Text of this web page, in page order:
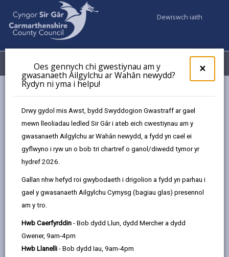
×
Oes gennych chi gwestiynau am y
gwasanaeth Ailgylchu ar Wahân newydd?
Rydyn ni yma i helpu!
Drwy gydol mis Awst, bydd Swyddogion Gwastraff ar gael
mewn lleoliadau ledled Sir Gâr i ateb eich cwestiynau am y
gwasanaeth Ailgylchu ar Wahân newydd, a fydd yn cael ei
gyflwyno i ryw un o bob tri chartref o ganol/diwedd tymor yr
hydref 2026.
Gallan nhw hefyd roi gwybodaeth i drigolion a fydd yn parhau i
gael y gwasanaeth Ailgylchu Cymysg (bagiau glas) presennol
am y tro.
Hwb Caerfyrddin - Bob dydd Llun, dydd Mercher a dydd
Gwener, 9am-4pm
Hwb Llanelli - Bob dydd Iau, 9am-4pm
Dewiswch iaith
Dewislen
Derbyn i Ysgolion a Newid Ysgol
Polisi Derbyn i Ysgolion
Derbyn y Tu Allan I'r Grŵp Blwyddyn Cronolegol Arferol
Polisi Derbyn i Ysgolion 2026-27
Yn yr adran hon
Awdurdodau Derbyn